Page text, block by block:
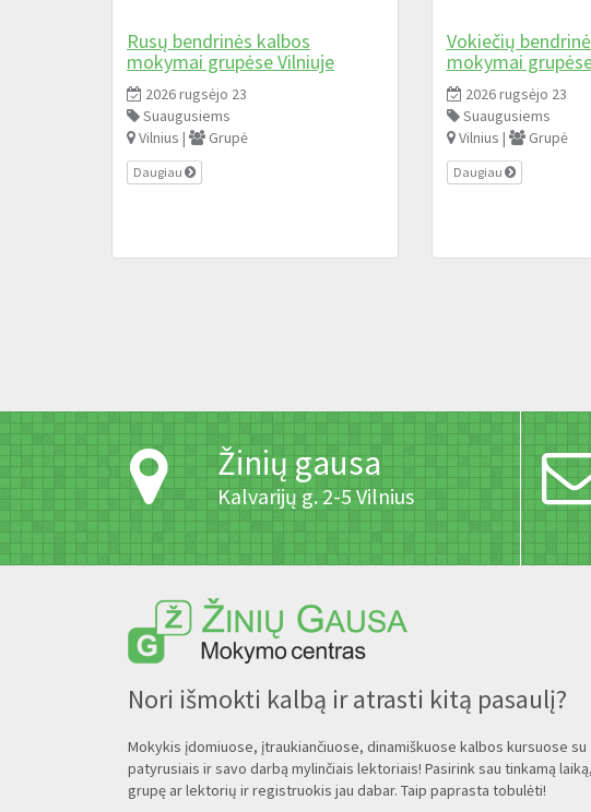
Rusų bendrinės kalbos
mokymai grupėse Vilniuje
2026 rugsėjo 23
Suaugusiems
Vilnius |
Grupė
Daugiau
Vokiečių
mokymai
2026 rugsėjo 23
Suaugusiems
Vilnius |
Grupė
Daugiau
Žinių gausa
Kalvarijų g. 2-5 Vilnius
Nori išmokti kalbą ir atrasti kitą pasaulį?
Mokykis įdomiuose, įtraukiančiuose, dinamiškuose kalbos kursuose su
patyrusiais ir savo darbą mylinčiais lektoriais! Pasirink sau tinkamą laiką,
grupę ar lektorių ir registruokis jau dabar. Taip paprasta tobulėti!